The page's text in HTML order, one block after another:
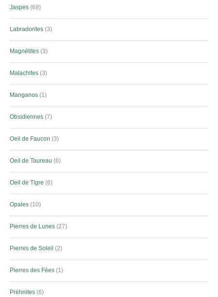
Jaspes 68
Labradorites 3
Magnétites 3
Malachites 3
Manganos 1
Obsidiennes 7
Oeil de Faucon 3
Oeil de Taureau 6
Oeil de Tigre 6
Opales 10
Pierres de Lunes 27
Pierres de Soleil 2
Pierres des Fées 1
Préhnites 6